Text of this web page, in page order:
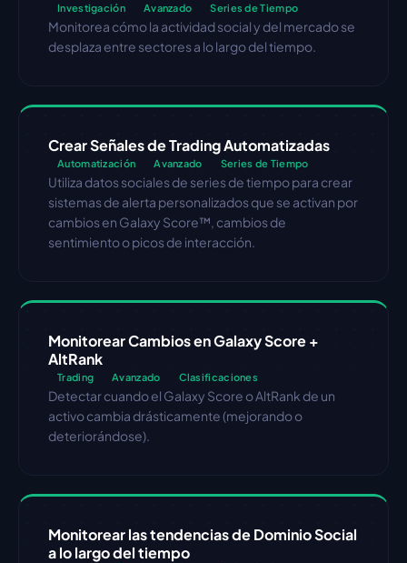
Investigación Avanzado Series de Tiempo
Monitorea cómo la actividad social y del mercado se
desplaza entre sectores a lo largo del tiempo.
Crear Señales de Trading Automatizadas
Automatización Avanzado Series de Tiempo
Utiliza datos sociales de series de tiempo para crear
sistemas de alerta personalizados que se activan por
cambios en Galaxy Score™, cambios de
sentimiento o picos de interacción.
Monitorear Cambios en Galaxy Score +
AltRank
Trading Avanzado Clasificaciones
Detectar cuando el Galaxy Score o AltRank de un
activo cambia drásticamente (mejorando o
deteriorándose).
Monitorear las tendencias de Dominio Social
a lo largo del tiempo